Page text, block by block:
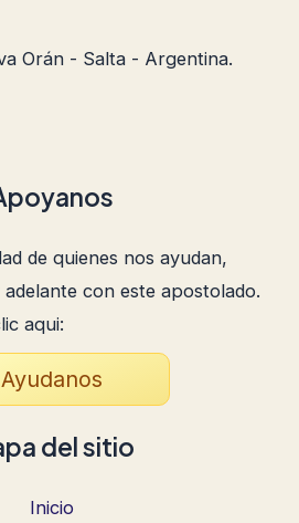
Orán - Salta - Argentina.
de quienes nos ayudan,
con este apostolado.
aqui:
Ayudanos
del sitio
Inicio